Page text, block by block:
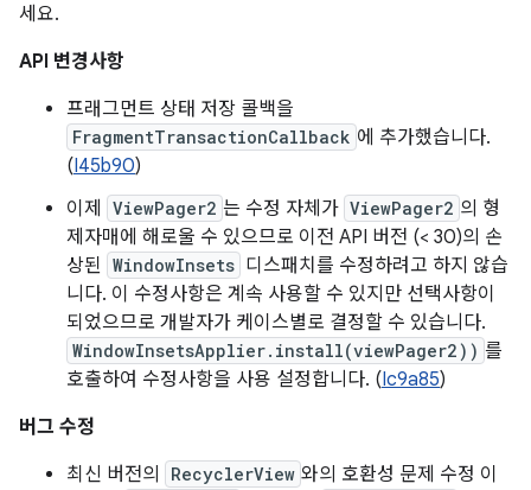
세요.
API 변경사항
프래그먼트 상태 저장 콜백을
FragmentTransactionCallback 에 추가했습니다.
(I45b90)
이제
ViewPager2 는 수정 자체가 ViewPager2 의 형
제자매에 해로울 수 있으므로 이전 API 버전 (< 30)의 손
상된 WindowInsets 디스패치를 수정하려고 하지 않습
니다. 이 수정사항은 계속 사용할 수 있지만 선택사항이
되었으므로 개발자가 케이스별로 결정할 수 있습니다.
WindowInsetsApplier.install(viewPager2)) 를
호출하여 수정사항을 사용 설정합니다. (Ic9a85)
버그 수정
최신 버전의
RecyclerView 와의 호환성 문제 수정 이